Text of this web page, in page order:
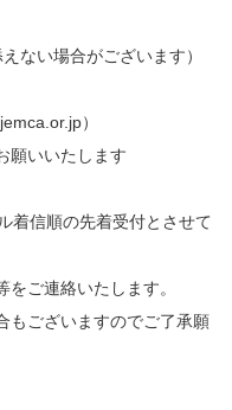
ない場合がございます）
）
願いいたします
着信順の先着受付とさせて
をご連絡いたします。
もございますのでご了承願